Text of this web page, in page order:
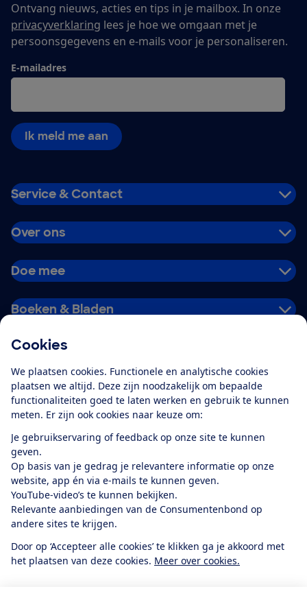
Cookies
We plaatsen cookies. Functionele en analytische cookies
plaatsen we altijd. Deze zijn noodzakelijk om bepaalde
functionaliteiten goed te laten werken en gebruik te kunnen
meten. Er zijn ook cookies naar keuze om:
Je gebruikservaring of feedback op onze site te kunnen
geven.
Op basis van je gedrag je relevantere informatie op onze
website, app én via e-mails te kunnen geven.
YouTube-video’s te kunnen bekijken.
Relevante aanbiedingen van de Consumentenbond op
andere sites te krijgen.
Door op ‘Accepteer alle cookies’ te klikken ga je akkoord met
het plaatsen van deze cookies. Meer over cookies.
Ontvang nieuws, acties en tips in je mailbox. In onze
privacyverklaring lees je hoe we omgaan met je
persoonsgegevens en e-mails voor je personaliseren.
E-mailadres
Ik meld me aan
Service & Contact
Over ons
Doe mee
Boeken & Bladen
Alles over de
app
Algemene Voorwaarden
Privacyverklaring
Cookiebeleid
Privacyvoorkeuren
Toegankelijkheid
RSS-feed nieuws
Facebook
TwitterInstagram
YoutubeLinkedIn
12.901consumentenbeoordelen de Consumentenbondmet gemiddeld